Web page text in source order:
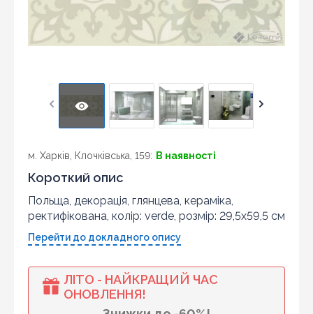
м. Харків, Клочківська, 159: В наявності
Короткий опис
Польща, декорація, глянцева, кераміка,
ректифікована, колір: verde, розмір: 29,5x59,5 см
Перейти до докладного опису
ЛІТО - НАЙКРАЩИЙ ЧАС
ОНОВЛЕННЯ!